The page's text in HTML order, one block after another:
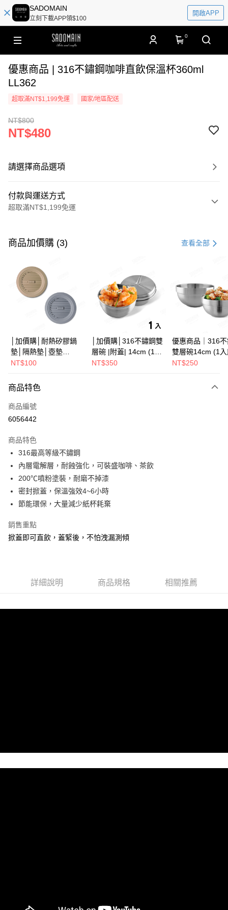
SADOMAIN
立刻下載APP領$100
開啟APP
0
優惠商品 | 316不鏽鋼咖啡直飲保溫杯360ml
LL362
超取滿NT$1,199免運 國家/地區配送
NT$800
NT$480
請選擇商品選項
付款與運送方式
超取滿NT$1,199免運
信用卡一次付款
Apple Pay
街口支付
Google Pay
全盈+PAY
全家取貨（下單付款）後，現貨商品將於 3 個工作天內寄出
每筆NT$75，滿NT$1,199(含以上)免運費
7-11取貨（下單付款）後，現貨商品將於 3 個工作天內寄出
（不含訂購當天與例假日）
每筆NT$75，滿NT$1,199(含以上)免運費
※ 下單後（不含訂購當天），現貨商品將於１－３個工作天寄出，
每筆NT$85，滿NT$1,299(含以上)免運費
商品加價購 (3) 查看全部
│加價購│耐熱矽膠鍋
墊│隔熱墊│壺墊
NT$100
│加價購│316不鏽鋼雙
層碗 |附蓋| 14cm (1入
散裝) SG0141
NT$350
優惠商品｜316
雙層碗14cm (1
SG0140
NT$250
商品特色
商品編號
6056442
商品特色
316最高等級不鏽鋼
內層電解層，耐蝕強化，可裝盛咖啡、茶飲
200℃噴粉塗裝，耐磨不掉漆
密封掀蓋，保溫強效4~6小時
節能環保，大量減少紙杯耗棄
銷售重點
掀蓋即可直飲，蓋緊後，不怕洩漏測傾
詳細說明 商品規格 相關推薦